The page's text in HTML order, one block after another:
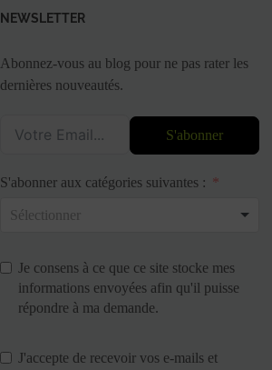
NEWSLETTER
Abonnez-vous au blog pour ne pas rater les
dernières nouveautés.
S'abonner
S'abonner aux catégories suivantes :
Je consens à ce que ce site stocke mes
informations envoyées afin qu'il puisse
répondre à ma demande.
J'accepte de recevoir vos e-mails et